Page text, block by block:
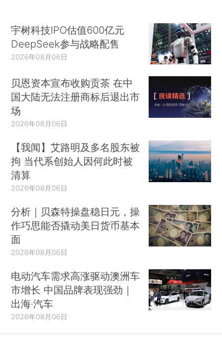
宇树科技IPO估值600亿元
DeepSeek参与战略配售
2026年08月06日
贝恩资本宣布收购贡茶 在中
国大陆无法注册商标后退出市
场
2026年08月06日
【我闻】艾路明及多名股东被
拘 当代系创始人因何此时被
清算
2026年08月06日
分析｜贝森特操盘稳日元，操
作巧思能否撬动美日货币基本
面
2026年08月06日
电动汽车需求高涨驱动澳洲车
市增长 中国品牌表现强劲｜
出海·汽车
2026年08月06日